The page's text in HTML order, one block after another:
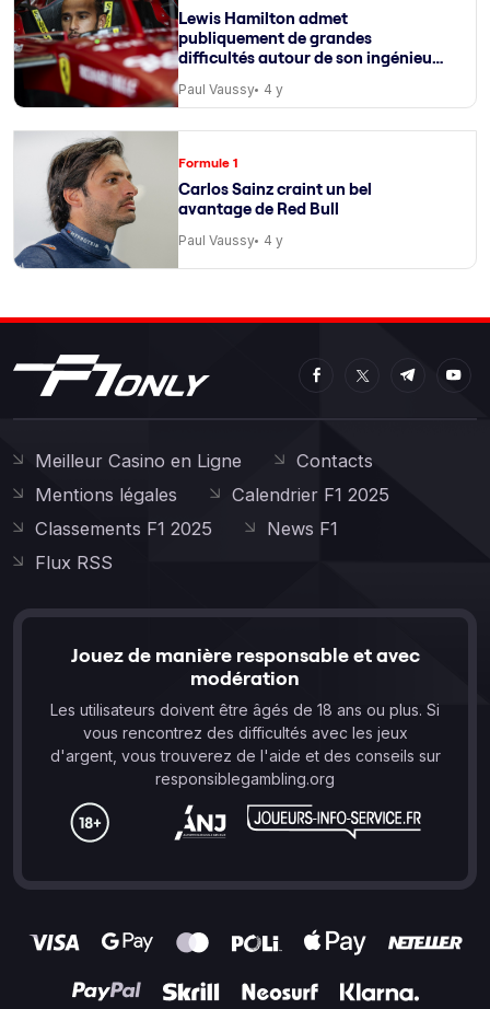
Lewis Hamilton admet
publiquement de grandes
difficultés autour de son ingénieur
Paul Vaussy 4 y
Formule 1
Carlos Sainz craint un bel
avantage de Red Bull
Paul Vaussy 4 y
Meilleur Casino en Ligne
Contacts
Mentions légales
Calendrier F1 2025
Classements F1 2025
News F1
Flux RSS
Jouez de manière responsable et avec
modération
Les utilisateurs doivent être âgés de 18 ans ou plus. Si
vous rencontrez des difficultés avec les jeux
d'argent, vous trouverez de l'aide et des conseils sur
responsiblegambling.org